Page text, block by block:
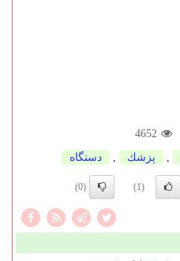
4652
, پزشك , دستگاه
(1)
(0)